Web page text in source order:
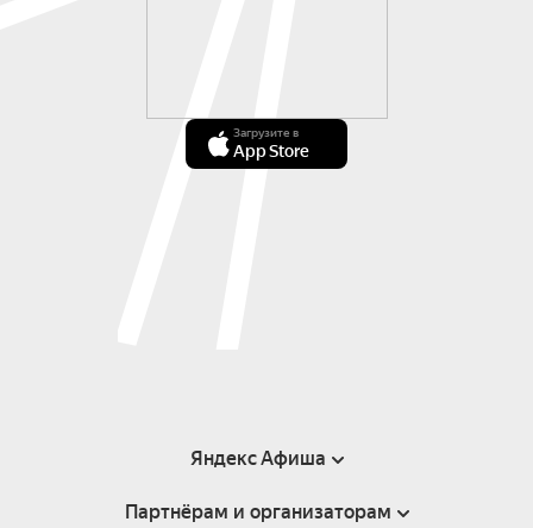
Загрузите в
App Store
Яндекс Афиша
Справка
Партнёрам и организаторам